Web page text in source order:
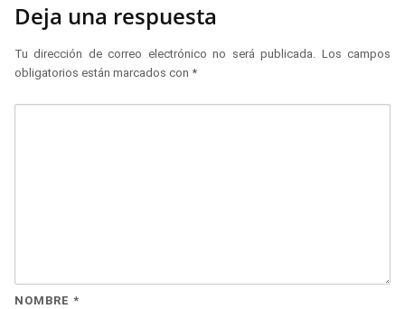
Deja una respuesta
Tu dirección de correo electrónico no será publicada. Los campos
obligatorios están marcados con *
NOMBRE *